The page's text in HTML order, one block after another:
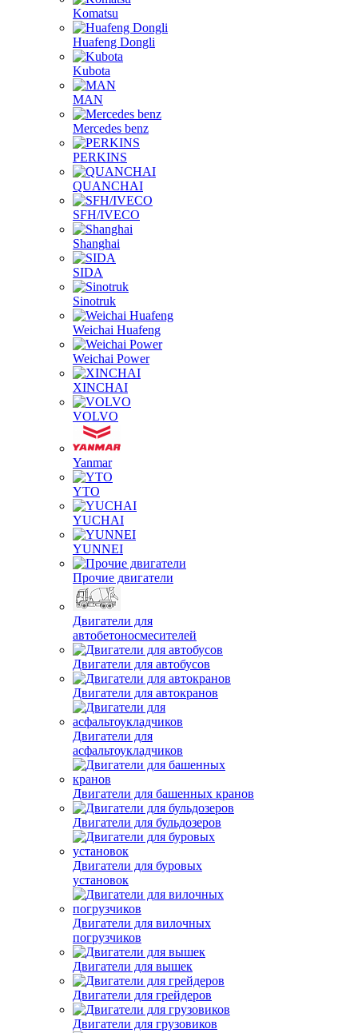
Komatsu
Huafeng Dongli
Kubota
MAN
Mercedes benz
PERKINS
QUANCHAI
SFH/IVECO
Shanghai
SIDA
Sinotruk
Weichai Huafeng
Weichai Power
XINCHAI
VOLVO
Yanmar
YTO
YUCHAI
YUNNEI
Прочие двигатели
Двигатели для
автобетоносмесителей
Двигатели для автобусов
Двигатели для автокранов
Двигатели для
асфальтоукладчиков
Двигатели для башенных кранов
Двигатели для бульдозеров
Двигатели для буровых
установок
Двигатели для вилочных
погрузчиков
Двигатели для вышек
Двигатели для грейдеров
Двигатели для грузовиков